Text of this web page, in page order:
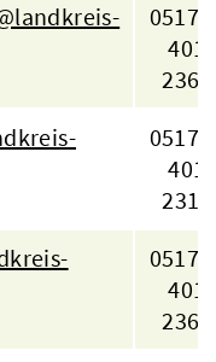
401
2362
401
2314
401
2363